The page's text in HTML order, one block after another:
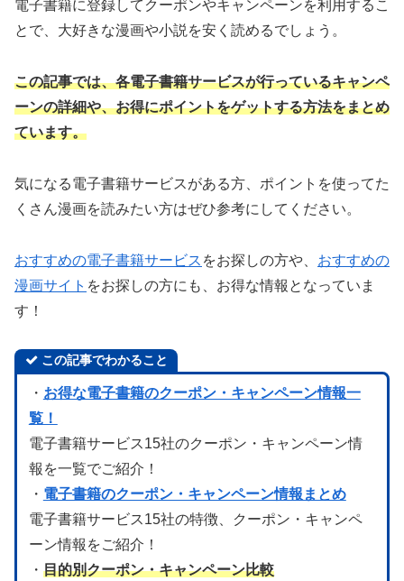
電子書籍に登録してクーポンやキャンペーンを利用するこ
とで、大好きな漫画や小説を安く読めるでしょう。
この記事では、各電子書籍サービスが行っているキャンペ
ーンの詳細や、お得にポイントをゲットする方法をまとめ
ています。
気になる電子書籍サービスがある方、ポイントを使ってた
くさん漫画を読みたい方はぜひ参考にしてください。
おすすめの電子書籍サービス をお探しの方や、 おすすめの
漫画サイト をお探しの方にも、お得な情報となっていま
す！
この記事でわかること
・ お得な電子書籍のクーポン・キャンペーン情報一
覧！
電子書籍サービス15社のクーポン・キャンペーン情
報を一覧でご紹介！
・ 電子書籍のクーポン・キャンペーン情報まとめ
電子書籍サービス15社の特徴、クーポン・キャンペ
ーン情報をご紹介！
・ 目的別クーポン・キャンペーン比較